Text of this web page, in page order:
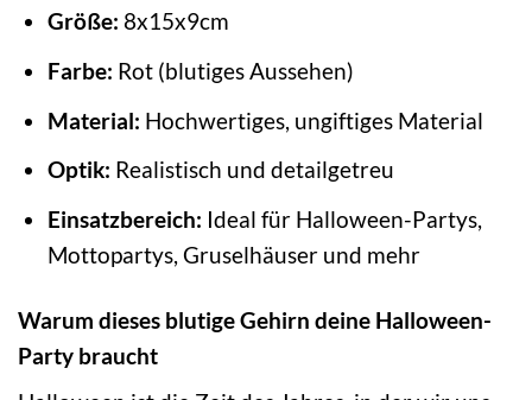
Größe: 8x15x9cm
Farbe: Rot (blutiges Aussehen)
Material: Hochwertiges, ungiftiges Material
Optik: Realistisch und detailgetreu
Einsatzbereich: Ideal für Halloween-Partys,
Mottopartys, Gruselhäuser und mehr
Warum dieses blutige Gehirn deine Halloween-
Party braucht